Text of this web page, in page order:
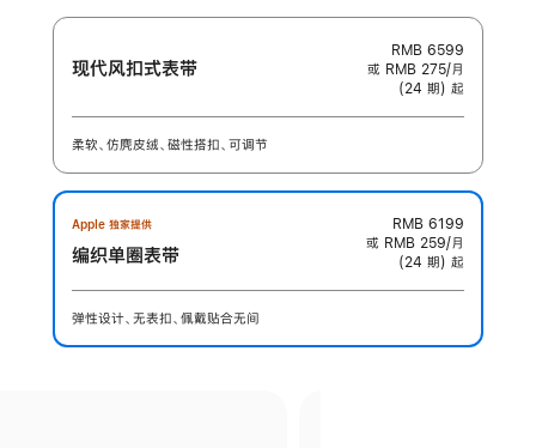
现代风扣式表带
RMB 6599
或 RMB 275/月
(24 期) 起
柔软、仿麂皮绒、磁性搭扣、可调节
Apple 独家提供
编织单圈表带
RMB 6199
或 RMB 259/月
(24 期) 起
弹性设计、无表扣、佩戴贴合无间